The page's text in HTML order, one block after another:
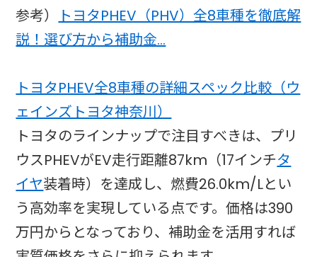
参考）
トヨタPHEV（PHV）全8車種を徹底解
説！選び方から補助金…
トヨタPHEV全8車種の詳細スペック比較（ウ
ェインズトヨタ神奈川）
トヨタのラインナップで注目すべきは、プリ
ウスPHEVがEV走行距離87km（17インチタ
イヤ装着時）を達成し、燃費26.0km/Lとい
う高効率を実現している点です。価格は390
万円からとなっており、補助金を活用すれば